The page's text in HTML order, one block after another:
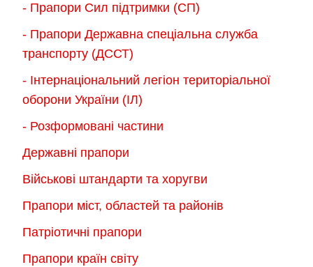
- Прапори Сил підтримки (СП)
- Прапори Державна спеціальна служба
транспорту (ДССТ)
- Інтернаціональний легіон територіальної
оборони України (ІЛ)
- Розформовані частини
Державні прапори
Військові штандарти та хоругви
Прапори міст, областей та районів
Патріотичні прапори
Прапори країн світу